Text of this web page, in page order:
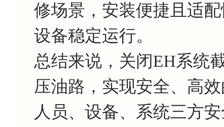
修场景，安装便捷且适
设备稳定运行。
总结来说，关闭EH系统
压油路，实现安全、高
人员、设备、系统三方